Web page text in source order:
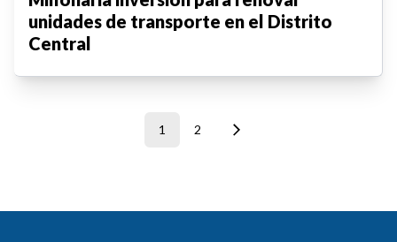
unidades de transporte en el Distrito
Central
1 2